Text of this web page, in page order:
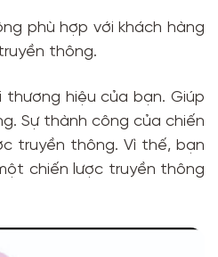
phù hợp với khách hàng
thông.
thương hiệu của bạn. Giúp
Sự thành công của chiến
truyền thông. Vì thế, bạn
chiến lược truyền thông